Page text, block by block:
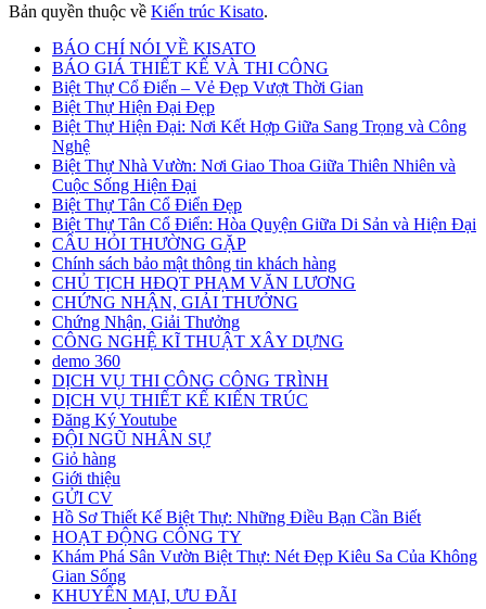
Bản quyền thuộc về Kiến trúc Kisato.
BÁO CHÍ NÓI VỀ KISATO
BÁO GIÁ THIẾT KẾ VÀ THI CÔNG
Biệt Thự Cổ Điển – Vẻ Đẹp Vượt Thời Gian
Biệt Thự Hiện Đại Đẹp
Biệt Thự Hiện Đại: Nơi Kết Hợp Giữa Sang Trọng và Công
Nghệ
Biệt Thự Nhà Vườn: Nơi Giao Thoa Giữa Thiên Nhiên và
Cuộc Sống Hiện Đại
Biệt Thự Tân Cổ Điển Đẹp
Biệt Thự Tân Cổ Điển: Hòa Quyện Giữa Di Sản và Hiện Đại
CÂU HỎI THƯỜNG GẶP
Chính sách bảo mật thông tin khách hàng
CHỦ TỊCH HĐQT PHẠM VĂN LƯƠNG
CHỨNG NHẬN, GIẢI THƯỞNG
Chứng Nhận, Giải Thưởng
CÔNG NGHỆ KĨ THUẬT XÂY DỰNG
demo 360
DỊCH VỤ THI CÔNG CÔNG TRÌNH
DỊCH VỤ THIẾT KẾ KIẾN TRÚC
Đăng Ký Youtube
ĐỘI NGŨ NHÂN SỰ
Giỏ hàng
Giới thiệu
GỬI CV
Hồ Sơ Thiết Kế Biệt Thự: Những Điều Bạn Cần Biết
HOẠT ĐỘNG CÔNG TY
Khám Phá Sân Vườn Biệt Thự: Nét Đẹp Kiêu Sa Của Không
Gian Sống
KHUYẾN MẠI, ƯU ĐÃI